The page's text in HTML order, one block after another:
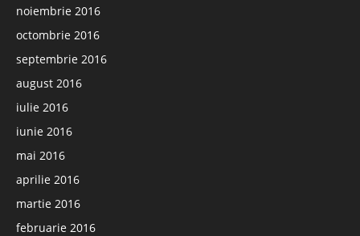
noiembrie 2016
octombrie 2016
septembrie 2016
august 2016
iulie 2016
iunie 2016
mai 2016
aprilie 2016
martie 2016
februarie 2016